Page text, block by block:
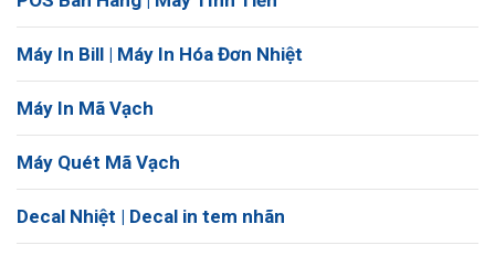
Máy In Bill | Máy In Hóa Đơn Nhiệt
Máy In Mã Vạch
Máy Quét Mã Vạch
Decal Nhiệt | Decal in tem nhãn